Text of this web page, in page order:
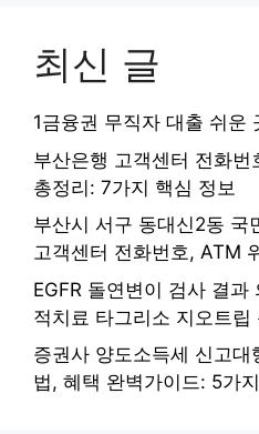
최신 글
1금융권 무직자 대출 쉬운
부산은행 고객센터 전화
총정리: 7가지 핵심 정보
부산시 서구 동대신2동 국
고객센터 전화번호, ATM
EGFR 돌연변이 검사 결
적치료 타그리소 지오트
증권사 양도소득세 신고
법, 혜택 완벽가이드: 5가